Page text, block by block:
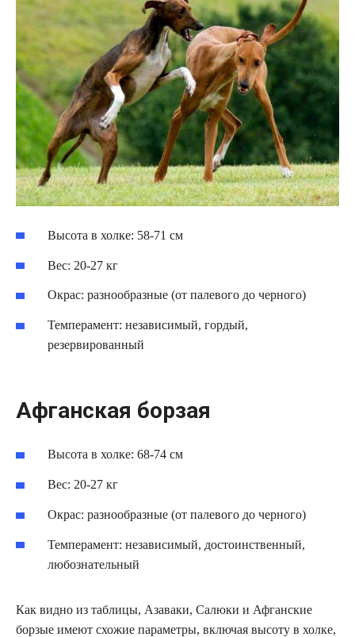
Высота в холке: 58-71 см
Вес: 20-27 кг
Окрас: разнообразные (от палевого до черного)
Темперамент: независимый, гордый,
резервированный
Афганская борзая
Высота в холке: 68-74 см
Вес: 20-27 кг
Окрас: разнообразные (от палевого до черного)
Темперамент: независимый, достоинственный,
любознательный
Как видно из таблицы, Азаваки, Салюки и Афганские
борзые имеют схожие параметры, включая высоту в холке,